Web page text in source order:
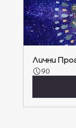
Лични
90